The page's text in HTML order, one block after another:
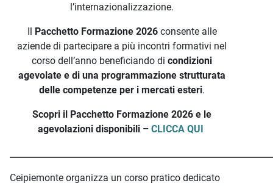
l’internazionalizzazione.
Il Pacchetto Formazione 2026consente alle
aziende di partecipare a più incontri formativi nel
corso dell’anno beneficiando di condizioni
agevolate e di una programmazione strutturata
delle competenze per i mercati esteri.
Scopri il Pacchetto Formazione 2026 e le
agevolazioni disponibili – CLICCA QUI
Ceipiemonte organizza un corso pratico dedicato